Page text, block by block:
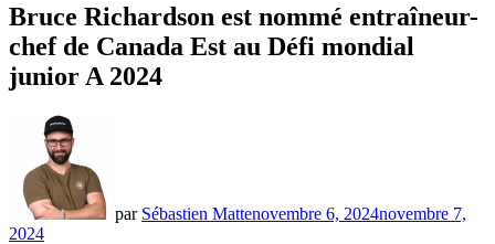
Bruce Richardson est nommé entraîneur-
chef de Canada Est au Défi mondial
junior A 2024
par Sébastien Mattenovembre 6, 2024novembre 7,
2024